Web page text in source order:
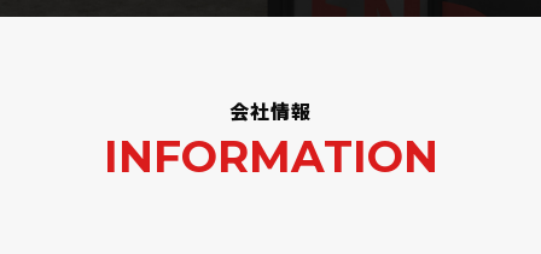
会社情報
INFORMATION